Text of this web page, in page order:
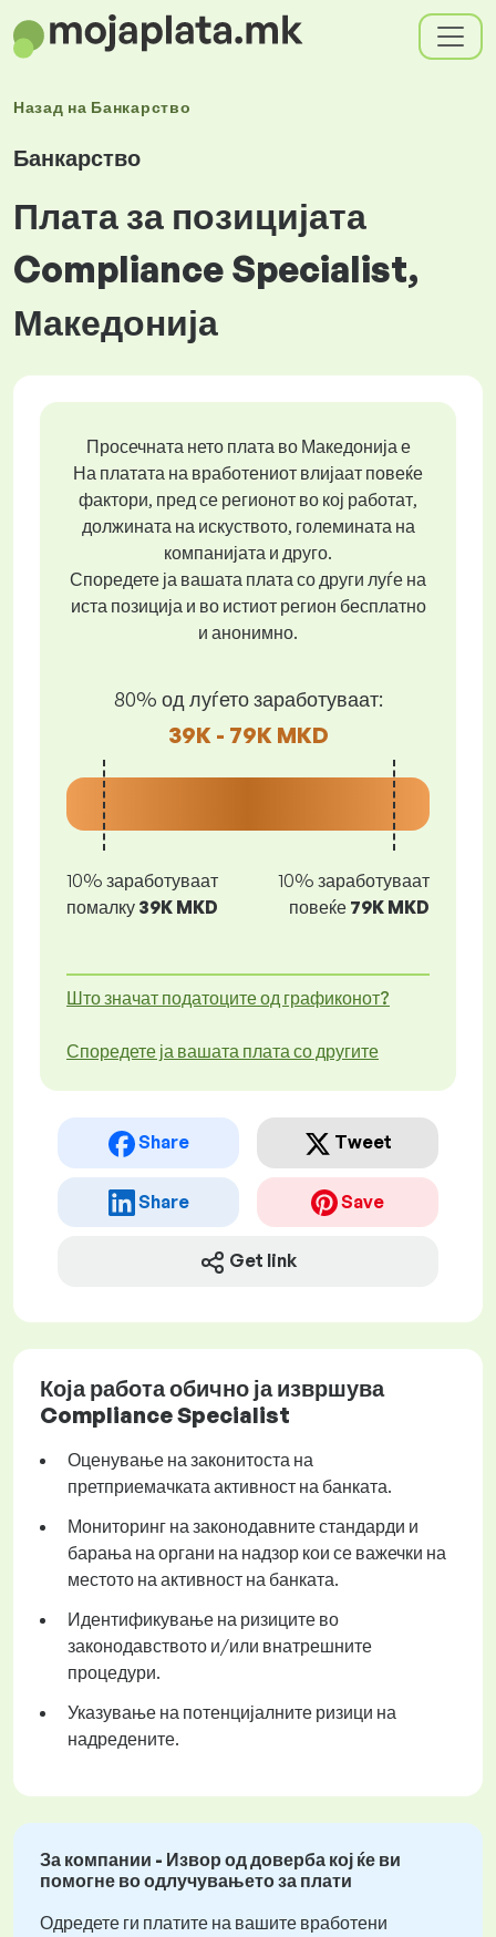
Назад на Банкарство
Банкарство
Плата за позицијата
Compliance Specialist,
Македонија
Просечната нето плата во Македонија е
На платата на вработениот влијаат повеќе
фактори, пред се регионот во кој работат,
должината на искуството, големината на
компанијата и друго.
Споредете ја вашата плата со други луѓе на
иста позиција и во истиот регион бесплатно
и анонимно.
80% од луѓето заработуваат:
39K - 79K MKD
10% заработуваат
помалку 39K MKD
10% заработуваат
повеќе 79K MKD
Што значат податоците од графиконот?
Споредете ја вашата плата со другите
Share Tweet
Share Save
Get link
Која работа обично ја извршува
Compliance Specialist
Оценување на законитоста на
претприемачката активност на банката.
Мониторинг на законодавните стандарди и
барања на органи на надзор кои се важечки на
местото на активност на банката.
Идентификување на ризиците во
законодавството и/или внатрешните
процедури.
Указување на потенцијалните ризици на
надредените.
За компании - Извор од доверба кој ќе ви
помогне во одлучувањето за плати
Одредете ги платите на вашите вработени